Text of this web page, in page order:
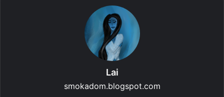
Lai
smokadom.blogspot.com